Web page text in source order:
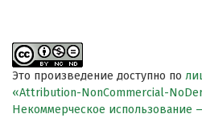
Это произведение доступно по
«Attribution-NonCommercial-
Некоммерческое использование